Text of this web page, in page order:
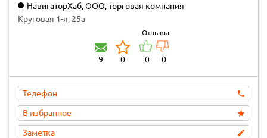
НавигаторХаб, ООО, торговая компания
Круговая 1-я, 25а
9 0
Отзывы
0 0
Телефон
В избранное
Заметка